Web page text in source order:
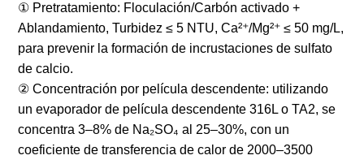
① Pretratamiento: Floculación/Carbón activado +
Ablandamiento, Turbidez ≤ 5 NTU, Ca²⁺/Mg²⁺ ≤ 50 mg/L,
para prevenir la formación de incrustaciones de sulfato
de calcio.
② Concentración por película descendente: utilizando
un evaporador de película descendente 316L o TA2, se
concentra 3–8% de Na₂SO₄ al 25–30%, con un
coeficiente de transferencia de calor de 2000–3500